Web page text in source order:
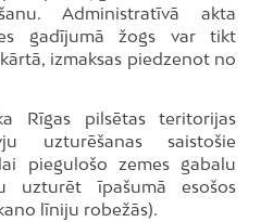
Administratīvā akta
gadījumā žogs var tikt
izmaksas piedzenot no
Rīgas pilsētas teritorijas
uzturēšanas saistošie
piegulošo zemes gabalu
uzturēt īpašumā esošos
līniju robežās).